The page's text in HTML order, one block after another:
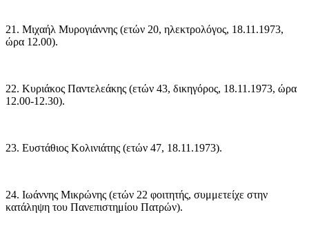
21. Μιχαήλ Μυρογιάννης (ετών 20, ηλεκτρολόγος, 18.11.1973,
ώρα 12.00).
22. Κυριάκος Παντελεάκης (ετών 43, δικηγόρος, 18.11.1973, ώρα
12.00-12.30).
23. Ευστάθιος Κολινιάτης (ετών 47, 18.11.1973).
24. Ιωάννης Μικρώνης (ετών 22 φοιτητής, συμμετείχε στην
κατάληψη του Πανεπιστημίου Πατρών).